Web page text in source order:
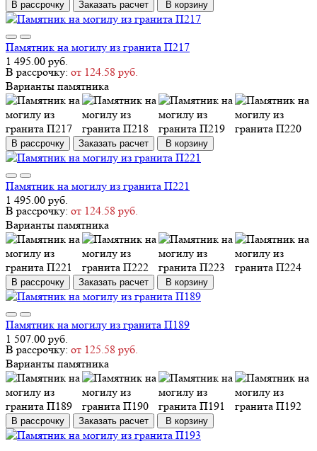
В рассрочку Заказать расчет В корзину
Памятник на могилу из гранита П217
1 495.00 руб.
В рассрочку: от 124.58 руб.
Варианты памятника
В рассрочку Заказать расчет В корзину
Памятник на могилу из гранита П221
1 495.00 руб.
В рассрочку: от 124.58 руб.
Варианты памятника
В рассрочку Заказать расчет В корзину
Памятник на могилу из гранита П189
1 507.00 руб.
В рассрочку: от 125.58 руб.
Варианты памятника
В рассрочку Заказать расчет В корзину